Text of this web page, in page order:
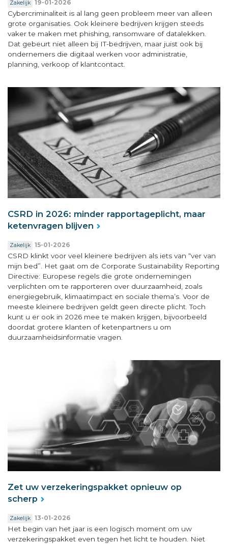
Zakelijk 19-01-2026
Cybercriminaliteit is al lang geen probleem meer van alleen
grote organisaties. Ook kleinere bedrijven krijgen steeds
vaker te maken met phishing, ransomware of datalekken.
Dat gebeurt niet alleen bij IT-bedrijven, maar juist ook bij
ondernemers die digitaal werken voor administratie,
planning, verkoop of klantcontact.
CSRD in 2026: minder rapportageplicht, maar
ketenvragen blijven
Zakelijk 15-01-2026
CSRD klinkt voor veel kleinere bedrijven als iets van “ver van
mijn bed”. Het gaat om de Corporate Sustainability Reporting
Directive: Europese regels die grote ondernemingen
verplichten om te rapporteren over duurzaamheid, zoals
energiegebruik, klimaatimpact en sociale thema’s. Voor de
meeste kleinere bedrijven geldt geen directe plicht. Toch
kunt u er ook in 2026 mee te maken krijgen, bijvoorbeeld
doordat grotere klanten of ketenpartners u om
duurzaamheidsinformatie vragen.
Zet uw verzekeringspakket opnieuw op
scherp
Zakelijk 13-01-2026
Het begin van het jaar is een logisch moment om uw
verzekeringspakket even tegen het licht te houden. Niet